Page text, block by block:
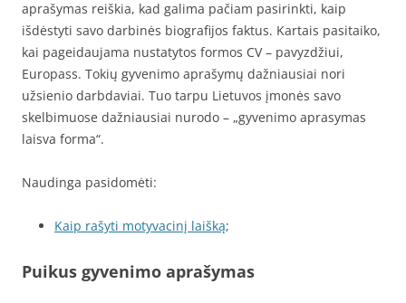
aprašymas reiškia, kad galima pačiam pasirinkti, kaip
išdėstyti savo darbinės biografijos faktus. Kartais pasitaiko,
kai pageidaujama nustatytos formos CV – pavyzdžiui,
Europass. Tokių gyvenimo aprašymų dažniausiai nori
užsienio darbdaviai. Tuo tarpu Lietuvos įmonės savo
skelbimuose dažniausiai nurodo – „gyvenimo aprasymas
laisva forma“.
Naudinga pasidomėti:
Kaip rašyti motyvacinį laišką;
Puikus gyvenimo aprašymas